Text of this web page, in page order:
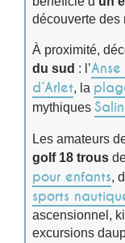
découverte des
À proximité,
du sud : l’Anse
d’Arlet, la
mythiques
Les amateurs
golf 18 trous
pour enfants,
sports
ascensionnel,
excursions